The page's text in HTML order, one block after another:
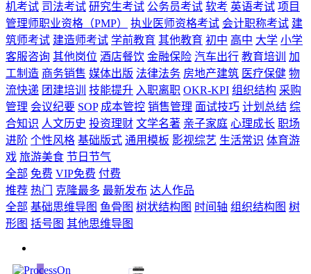
机考试 司法考试 研究生考试 公务员考试 软考 英语考试 项目
管理师职业资格（PMP）
执业医师资格考试 会计职称考试 建
筑师考试 建造师考试 学前教育 其他教育 初中 高中 大学 小学
客服咨询 其他岗位 酒店餐饮 金融保险 汽车出行 教育培训
加
工制造 商务销售 媒体出版 法律法务 房地产建筑 医疗保健 物
流快递 团建培训 技能提升 入职离职 OKR-KPI 组织结构 采购
管理 会议纪要 SOP 成本管控 销售管理 面试技巧 计划总结 综
合知识 人文历史 投资理财 文学名著 亲子家庭 心理成长 职场
进阶 个性风格 基础版式 通用模板 影视综艺 生活常识 体育游
戏 旅游美食 节日节气
全部 免费 VIP免费 付费
推荐 热门 克隆最多 最新发布 达人作品
全部 基础思维导图 鱼骨图 树状结构图 时间轴 组织结构图 树
形图 括号图 其他思维导图